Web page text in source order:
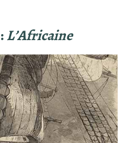
L’Africaine